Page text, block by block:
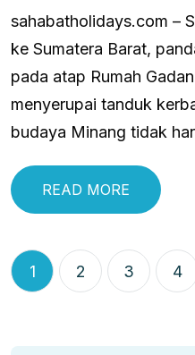
sahabatholidays.com –
ke Sumatera Barat,
pada atap Rumah
menyerupai tanduk
budaya Minang tidak
READ MORE
1 2 3 4